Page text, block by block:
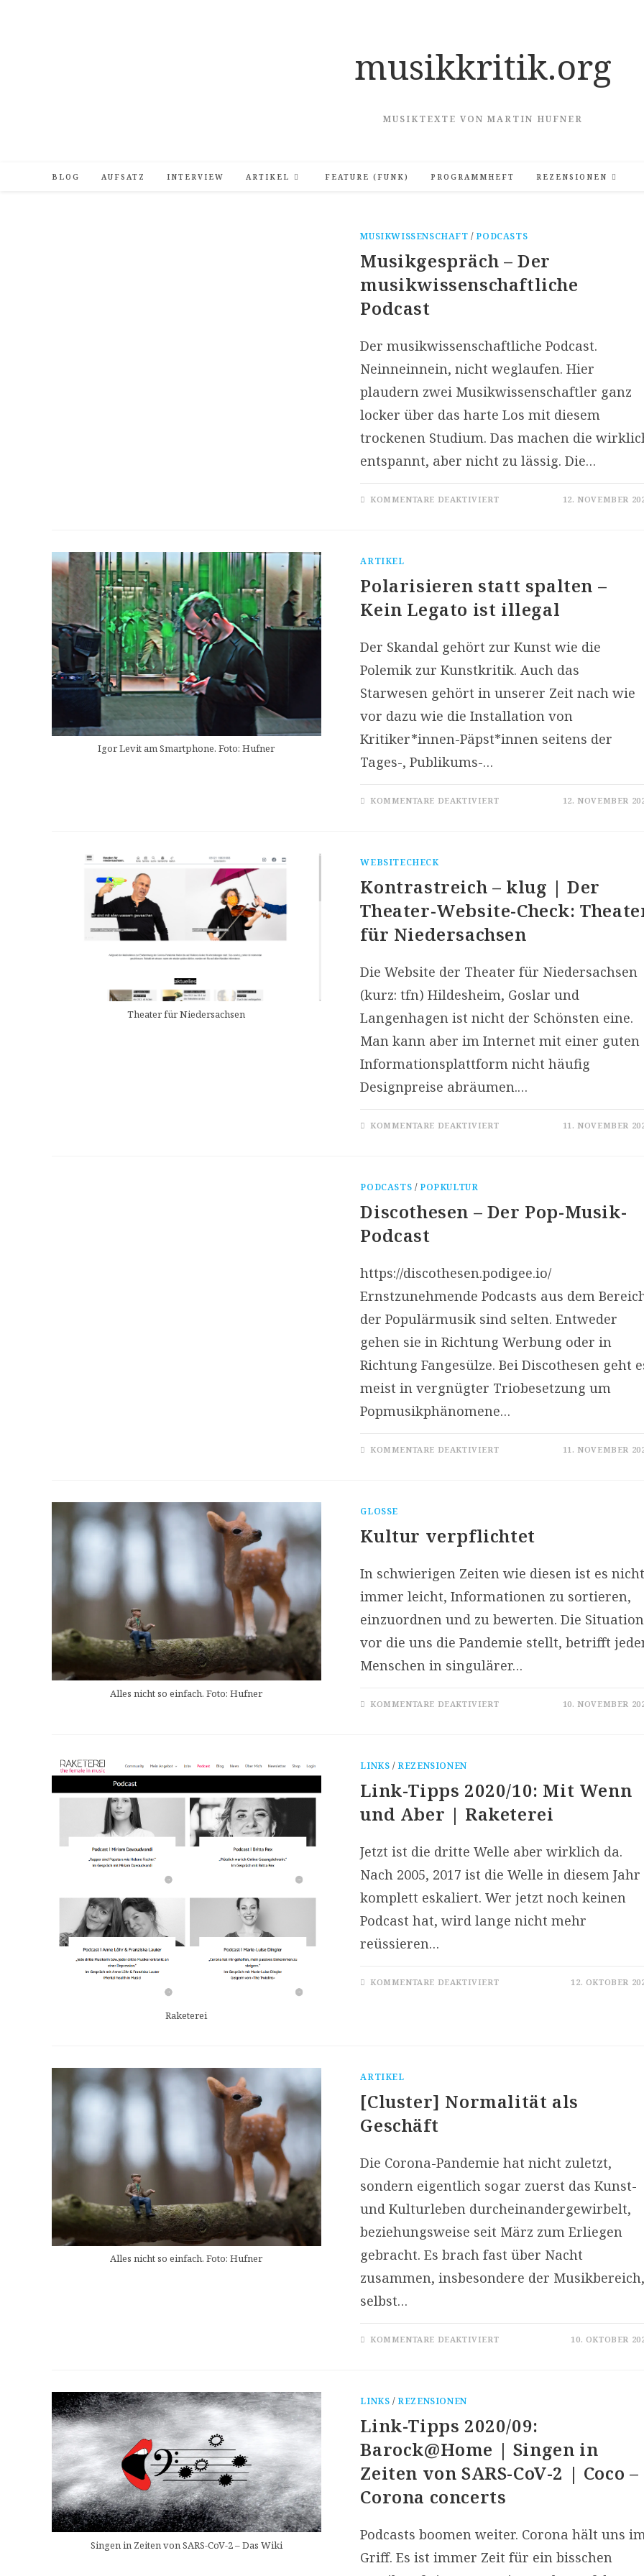
musikkritik.org
MUSIKTEXTE VON MARTIN HUFNER
BLOG AUFSATZ INTERVIEW ARTIKEL FEATURE (FUNK) PROGRAMMHEFT REZENSIONEN
MUSIKWISSENSCHAFT / PODCASTS
Musikgespräch – Der
musikwissenschaftliche
Podcast
Der musikwissenschaftliche Podcast.
Neinneinnein, nicht weglaufen. Hier
plaudern zwei Musikwissenschaftler ganz
locker über das harte Los mit diesem
trockenen Studium. Das machen die
entspannt, aber nicht zu lässig. Die…
KOMMENTARE DEAKTIVIERTFÜR 12. NOVEMBER
Igor Levit am Smartphone. Foto: Hufner
ARTIKEL
Polarisieren statt spalten –
Kein Legato ist illegal
Der Skandal gehört zur Kunst wie die
Polemik zur Kunstkritik. Auch das
Starwesen gehört in unserer Zeit nach wie
vor dazu wie die Installation von
Kritiker*innen-Päpst*innen seitens der
Tages-, Publikums-…
KOMMENTARE DEAKTIVIERTFÜR 12. NOVEMBER
Theater für Niedersachsen
WEBSITECHECK
Kontrastreich – klug | Der
Theater-Website-Check:
für Niedersachsen
Die Website der Theater für Niedersachsen
(kurz: tfn) Hildesheim, Goslar und
Langenhagen ist nicht der Schönsten eine.
Man kann aber im Internet mit einer guten
Informationsplattform nicht häufig
Designpreise abräumen.…
KOMMENTARE DEAKTIVIERTFÜR
THEATER
FÜR
NIEDERSACHSEN
11. NOVEMBER
PODCASTS / POPKULTUR
Discothesen – Der Pop-Musik-
Podcast
https://discothesen.podigee.io/
Ernstzunehmende Podcasts aus dem
der Populärmusik sind selten. Entweder
gehen sie in Richtung Werbung oder in
Richtung Fangesülze. Bei Discothesen geht
meist in vergnügter Triobesetzung um
Popmusikphänomene…
KOMMENTARE DEAKTIVIERTFÜR 11. NOVEMBER
Alles nicht so einfach. Foto: Hufner
GLOSSE
Kultur verpflichtet
In schwierigen Zeiten wie diesen ist es
immer leicht, Informationen zu sortieren,
einzuordnen und zu bewerten. Die
vor die uns die Pandemie stellt, betrifft
Menschen in singulärer…
KOMMENTARE DEAKTIVIERTFÜR 10. NOVEMBER
Raketerei
LINKS / REZENSIONEN
Link-Tipps 2020/10: Mit Wenn
und Aber | Raketerei
Jetzt ist die dritte Welle aber wirklich da.
Nach 2005, 2017 ist die Welle in diesem Jahr
komplett eskaliert. Wer jetzt noch keinen
Podcast hat, wird lange nicht mehr
reüssieren…
KOMMENTARE DEAKTIVIERTFÜR 12. OKTOBER
Alles nicht so einfach. Foto: Hufner
ARTIKEL
[Cluster] Normalität als
Geschäft
Die Corona-Pandemie hat nicht zuletzt,
sondern eigentlich sogar zuerst das Kunst-
und Kulturleben durcheinandergewirbelt,
beziehungsweise seit März zum Erliegen
gebracht. Es brach fast über Nacht
zusammen, insbesondere der
selbst…
KOMMENTARE DEAKTIVIERTFÜR 10. OKTOBER
Singen in Zeiten von SARS-CoV-2 – Das Wiki
LINKS / REZENSIONEN
Link-Tipps 2020/09:
Barock@Home | Singen in
Zeiten von SARS-CoV-2 | Coco –
Corona concerts
Podcasts boomen weiter. Corona hält uns
Griff. Es ist immer Zeit für ein bisschen